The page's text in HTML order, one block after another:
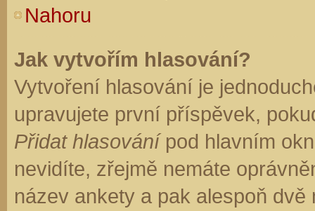
Nahoru
Jak vytvořím hlasování?
Vytvoření hlasování je
upravujete první příspěvek,
Přidat hlasovánípod hlavním
nevidíte, zřejmě nemáte
název ankety a pak alespoň